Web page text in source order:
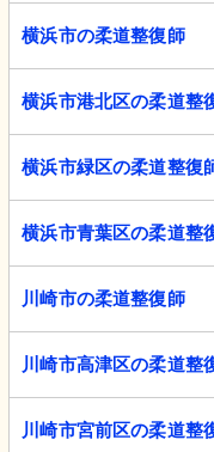
横浜市の柔道整復師
横浜市港北区の柔道整
横浜市緑区の柔道整復
横浜市青葉区の柔道整
川崎市の柔道整復師
川崎市高津区の柔道整
川崎市宮前区の柔道整